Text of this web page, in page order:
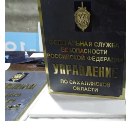
Фасадные